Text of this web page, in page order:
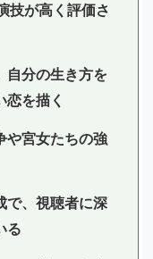
技が高く評価さ
自分の生き方を
を描く
や宮女たちの強
で、視聴者に深
る